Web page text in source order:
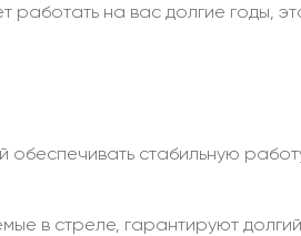
работать на вас долгие
стабильную
в стреле, гарантируют